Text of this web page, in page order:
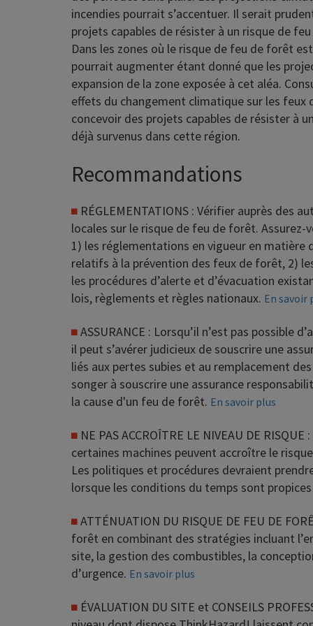
incendies pourrait s’accentuer. Il serait
projets capables de résister à un risque de
Dans les zones où le risque de feu de forêt
pourrait augmenter étant donné que les
expansion de la zone exposée à cet aléa.
effets du changement climatique sur les feux
concevoir des projets capables de résister à
déjà survenus dans cette région.
Recommandations
RÉGLEMENTATIONS : Vérifier auprès des
locales sur le risque de feu de forêt. Assurez-
1) les réglementations en vigueur en matière
relatifs à la prévention des feux de forêt, 2)
les procédures d’alerte et d’évacuation
lois, règlements et règles nationaux. En savoir
ASSURANCE : Lorsqu’il n’est pas possible
il peut s’avérer judicieux de souscrire une
liés aux pertes subies et au remplacement
songer à souscrire une assurance
la cause d'un feu de forêt. En savoir plus
NE PAS ACCROÎTRE LE NIVEAU DE RISQUE :
certaines machines peuvent accroître le
Les politiques et procédures devraient
lorsque les conditions du temps sont
ATTÉNUATION DU RISQUE DE FEU DE
forêt en combinant des stratégies incluant
site, la gestion des combustibles, la
d’urgence. En savoir plus
ÉVALUATION DU SITE et CONSEILS